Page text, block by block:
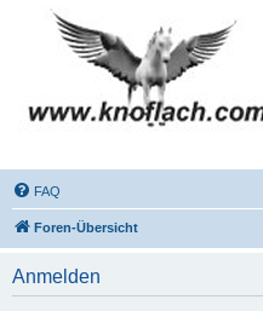
FAQ
Foren-Übersicht
Anmelden